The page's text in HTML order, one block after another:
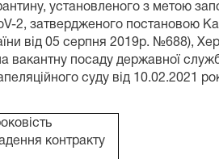
установленого з метою
2, затвердженого постановою
від 05 серпня 2019р. №688),
посаду державної
суду від 10.02.2021
контракту